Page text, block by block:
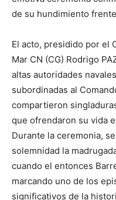
de su hundimiento
El acto, presidido por el
Mar CN (CG) Rodrigo
altas autoridades
subordinadas al
compartieron
que ofrendaron su vida
Durante la ceremonia,
solemnidad la
cuando el entonces
marcando uno de los
significativos de la